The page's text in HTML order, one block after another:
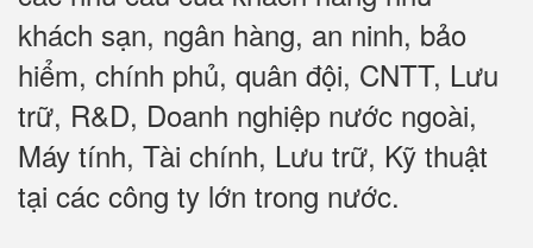
khách sạn, ngân hàng, an ninh, bảo
hiểm, chính phủ, quân đội, CNTT, Lưu
trữ, R&D, Doanh nghiệp nước ngoài,
Máy tính, Tài chính, Lưu trữ, Kỹ thuật
tại các công ty lớn trong nước.